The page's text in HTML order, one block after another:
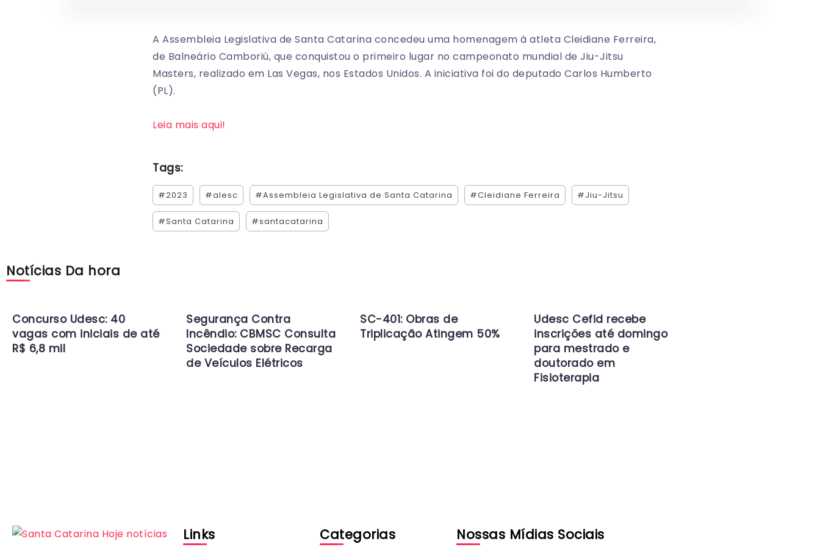
A Assembleia Legislativa de Santa Catarina concedeu uma homenagem à atleta Cleidiane Ferreira,
de Balneário Camboriú, que conquistou o primeiro lugar no campeonato mundial de Jiu-Jitsu
Masters, realizado em Las Vegas, nos Estados Unidos. A iniciativa foi do deputado Carlos Humberto
(PL).
Leia mais aqui!
Tags:
#2023 #alesc #Assembleia Legislativa de Santa Catarina #Cleidiane Ferreira #Jiu-Jitsu
#Santa Catarina #santacatarina
Notícias Da hora
Concurso Udesc: 40
vagas com iniciais de até
R$ 6,8 mil
Segurança Contra
Incêndio: CBMSC Consulta
Sociedade sobre Recarga
de Veículos Elétricos
SC-401: Obras de
Triplicação Atingem 50%
Udesc Cefid recebe
inscrições até domingo
para mestrado e
doutorado em
Fisioterapia
Links Categorias Nossas Mídias Sociais